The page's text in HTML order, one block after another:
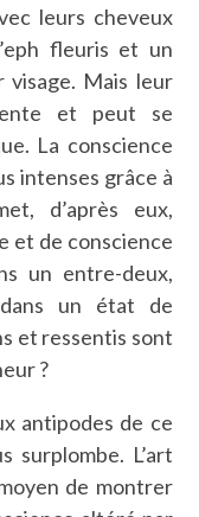
leurs cheveux
fleuris et un
visage. Mais leur
et peut se
La conscience
intenses grâce à
d’après eux,
et de conscience
un entre-deux,
un état de
et ressentis sont
?
antipodes de ce
surplombe. L’art
de montrer